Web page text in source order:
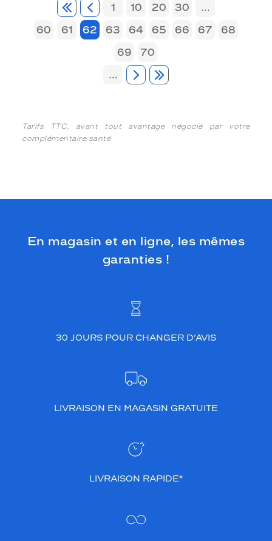
1 10 20 30
...
60
61 62 63 64 65 66 67
68
69
70
...
Tarifs TTC, avant tout avantage négocié par votre
complémentaire santé
En magasin et en ligne, les mêmes
garanties !
30 JOURS POUR CHANGER D’AVIS
LIVRAISON EN MAGASIN GRATUITE
LIVRAISON RAPIDE*